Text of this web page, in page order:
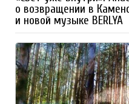
о возвращении в
и новой музыке BERLYA